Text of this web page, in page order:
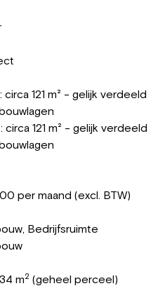
circa 121 m² - gelijk verdeeld
circa 121 m² - gelijk verdeeld
per maand (excl. BTW)
Bedrijfsruimte
m2 (geheel perceel)